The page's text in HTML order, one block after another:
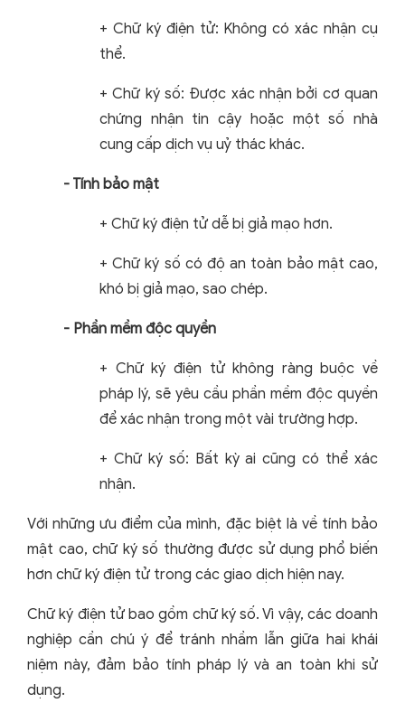
+ Chữ ký điện tử: Không có xác nhận cụ
thể.
+ Chữ ký số: Được xác nhận bởi cơ quan
chứng nhận tin cậy hoặc một số nhà
cung cấp dịch vụ uỷ thác khác.
- Tính bảo mật
+ Chữ ký điện tử dễ bị giả mạo hơn.
+ Chữ ký số có độ an toàn bảo mật cao,
khó bị giả mạo, sao chép.
- Phần mềm độc quyền
+ Chữ ký điện tử không ràng buộc về
pháp lý, sẽ yêu cầu phần mềm độc quyền
để xác nhận trong một vài trường hợp.
+ Chữ ký số: Bất kỳ ai cũng có thể xác
nhận.
Với những ưu điểm của mình, đặc biệt là về tính bảo
mật cao, chữ ký số thường được sử dụng phổ biến
hơn chữ ký điện tử trong các giao dịch hiện nay.
Chữ ký điện tử bao gồm chữ ký số. Vì vậy, các doanh
nghiệp cần chú ý để tránh nhầm lẫn giữa hai khái
niệm này, đảm bảo tính pháp lý và an toàn khi sử
dụng.